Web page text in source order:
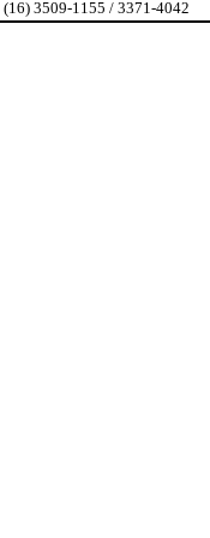
(16) 3509-1155 / 3371-4042